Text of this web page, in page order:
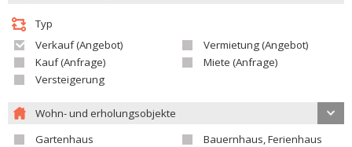
Typ
Verkauf (Angebot)
Vermietung (Angebot)
Kauf (Anfrage)
Miete (Anfrage)
Versteigerung
Wohn- und erholungsobjekte
Gartenhaus
Bauernhaus, Ferienhaus